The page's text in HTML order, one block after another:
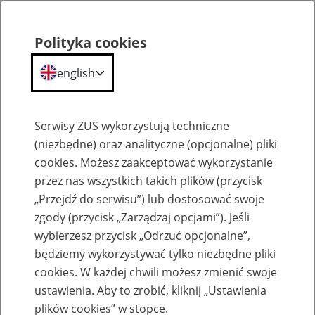
Szkolenia
Zaproś ZUS do siebie: Aktywni 50+
Polityka cookies
english
Serwisy ZUS wykorzystują techniczne
(niezbędne) oraz analityczne (opcjonalne) pliki
cookies. Możesz zaakceptować wykorzystanie
przez nas wszystkich takich plików (przycisk
„Przejdź do serwisu”) lub dostosować swoje
zgody (przycisk „Zarządzaj opcjami”). Jeśli
wybierzesz przycisk „Odrzuć opcjonalne”,
będziemy wykorzystywać tylko niezbędne pliki
cookies. W każdej chwili możesz zmienić swoje
ustawienia. Aby to zrobić, kliknij „Ustawienia
plików cookies” w stopce.